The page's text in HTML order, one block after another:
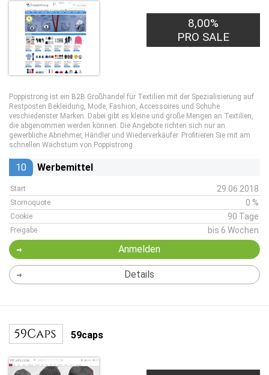
1,00€
PRO LEAD
8,00%
PRO SALE
Poppistrong ist ein B2B Großhandel für Textilien mit der Spezialisierung auf
Restposten Bekleidung, Mode, Fashion, Accessoires und Schuhe
veschiedenster Marken. Dabei gibt es kleine und große Mengen an Textilien,
die abgenommen werden können. Die Angebote richten sich nur an
gewerbliche Abnehmer, Händler und Wiederverkäufer. Profitieren Sie mit am
schnellen Wachstum von Poppistrong.
10 Werbemittel
Start 29.06.2018
Stornoquote 0 %
Cookie 90 Tage
Freigabe bis 6 Wochen
Anmelden
Details
59caps